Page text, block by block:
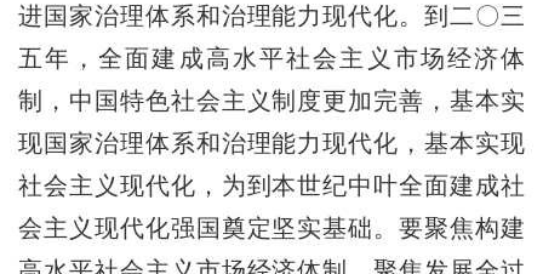
进国家治理体系和治理能力现代化。到二〇三
五年，全面建成高水平社会主义市场经济体
制，中国特色社会主义制度更加完善，基本实
现国家治理体系和治理能力现代化，基本实现
社会主义现代化，为到本世纪中叶全面建成社
会主义现代化强国奠定坚实基础。要聚焦构建